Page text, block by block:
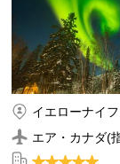
イエローナイ
エア・カナダ(